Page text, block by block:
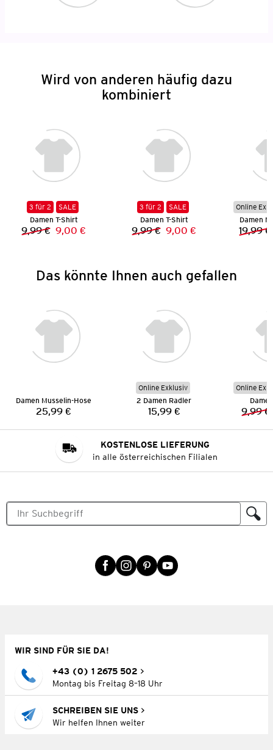
Wird von anderen häufig dazu
kombiniert
3 für 2
SALE
Damen T-Shirt
Vorheriger Preis:
9,99 € Neuer Preis:
9,00 €
3 für 2
SALE
Damen T-Shirt
Vorheriger Preis:
9,99 € Neuer Preis:
9,00 €
Online
Damen
19,99 €
Das könnte Ihnen auch gefallen
Damen Musselin-Hose
Preis:
25,99 €
Online Exklusiv
2 Damen Radler
Preis:
15,99 €
Online
9,99 €
KOSTENLOSE LIEFERUNG
in alle österreichischen Filialen
WIR SIND FÜR SIE DA!
+43 (0) 1 2675 502
Montag bis Freitag 8–18 Uhr
SCHREIBEN SIE UNS
Wir helfen Ihnen weiter